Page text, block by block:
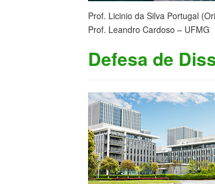
Prof. Licinio da Silva Portugal
Prof. Leandro Cardoso – UFMG
Defesa de